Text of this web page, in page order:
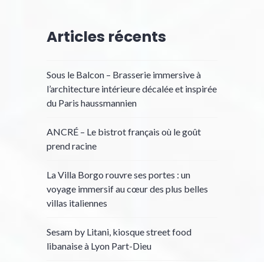
Articles récents
Sous le Balcon – Brasserie immersive à
l’architecture intérieure décalée et inspirée
du Paris haussmannien
ANCRÉ – Le bistrot français où le goût
prend racine
La Villa Borgo rouvre ses portes : un
voyage immersif au cœur des plus belles
villas italiennes
Sesam by Litani, kiosque street food
libanaise à Lyon Part-Dieu